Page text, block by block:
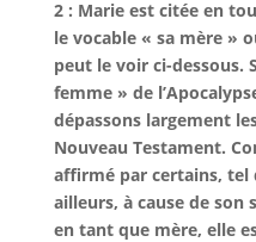
2 : Marie est citée en
le vocable « sa mère »
peut le voir ci-dessous.
femme » de
dépassons largement
Nouveau Testament.
affirmé par certains, tel
ailleurs, à cause de
en tant que mère, elle